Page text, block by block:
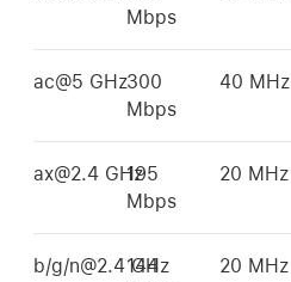
Mbps
ac@5 GHz300
Mbps
40 MHz
ax@2.4 GHz195
Mbps
20 MHz
b/g/n@2.4 GHz
144
20 MHz